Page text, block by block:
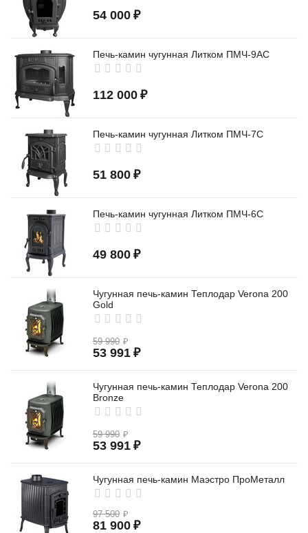
54 000 ₽
Печь-камин чугунная Литком ПМЧ-9АС
112 000 ₽
Печь-камин чугунная Литком ПМЧ-7С
51 800 ₽
Печь-камин чугунная Литком ПМЧ-6С
49 800 ₽
Чугунная печь-камин Теплодар Verona 200
Gold
59 990 ₽
53 991 ₽
Чугунная печь-камин Теплодар Verona 200
Bronze
59 990 ₽
53 991 ₽
Чугунная печь-камин Маэстро ПроМеталл
97 500 ₽
81 900 ₽